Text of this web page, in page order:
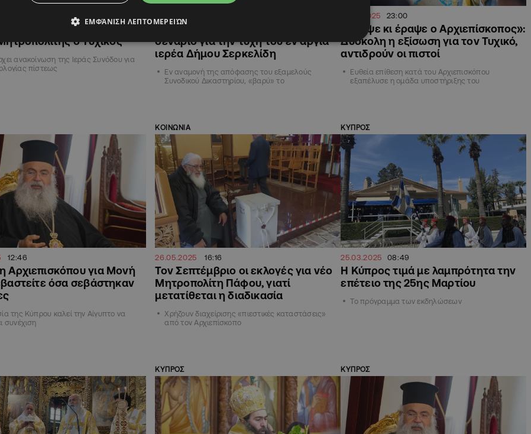
ο Κυριακού: Επίσκοπος
ο Τυχικός
ανακοίνωση της Ιεράς Συνόδου για
πίστεως
σενάριο για την τύχη του εν αργία
ιερέα Δήμου Σερκελίδη
Εν αναμονή της απόφασης του εξαμελούς
Συνοδικού Δικαστηρίου, «βαρύ» το
10.06.2025 23:00
«Έκοψε κι έραψε ο Αρχιεπίσκοπος»:
Δύσκολη η εξίσωση για τον Τυχικό,
αντιδρούν οι πιστοί
Ευθεία επίθεση κατά του Αρχιεπισκόπου
εξαπέλυσε η ομάδα υποστήριξης του
12:46
Αρχιεπισκόπου για Μονή
όσα σεβάστηκαν
της Κύπρου καλεί την Αίγυπτο να
συνέχιση
ΚΟΙΝΩΝΙΑ
26.05.2025 16:16
Τον Σεπτέμβριο οι εκλογές για νέο
Μητροπολίτη Πάφου, γιατί
μετατίθεται η διαδικασία
Χρήζουν διαχείρισης «πιεστικές καταστάσεις»
από τον Αρχιεπίσκοπο
ΚΥΠΡΟΣ
25.03.2025 08:49
H Kύπρος τιμά με λαμπρότητα την
επέτειο της 25ης Μαρτίου
Το πρόγραμμα των εκδηλώσεων
ΚΥΠΡΟΣ ΚΥΠΡΟΣ
ΕΜΦΆΝΙΣΗ ΛΕΠΤΟΜΕΡΕΙΏΝ